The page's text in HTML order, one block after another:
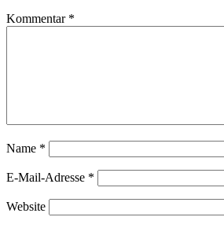
Kommentar *
Name *
E-Mail-Adresse *
Website